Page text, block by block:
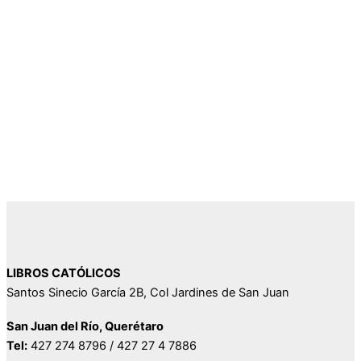
LIBROS CATÓLICOS
Santos Sinecio García 2B, Col Jardines de San Juan
San Juan del Río, Querétaro
Tel: 427 274 8796 / 427 27 4 7886